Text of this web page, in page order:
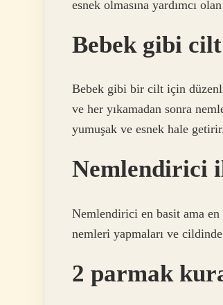
esnek olmasına yardımcı
Bebek gibi cilt
Bebek gibi bir cilt için
ve her yıkamadan sonra
yumuşak ve esnek hale
Nemlendirici
Nemlendirici en basit ama
nemleri yapmaları ve
2 parmak